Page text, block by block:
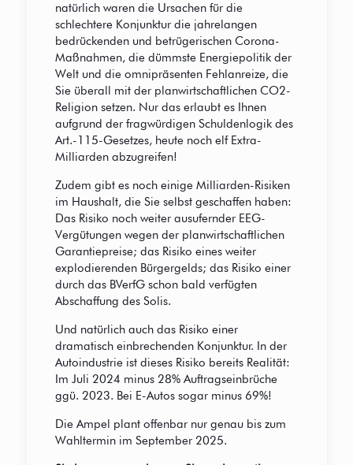
natürlich waren die Ursachen für die
schlechtere Konjunktur die jahrelangen
bedrückenden und betrügerischen Corona-
Maßnahmen, die dümmste Energiepolitik der
Welt und die omnipräsenten Fehlanreize, die
Sie überall mit der planwirtschaftlichen CO2-
Religion setzen. Nur das erlaubt es Ihnen
aufgrund der fragwürdigen Schuldenlogik des
Art.-115-Gesetzes, heute noch elf Extra-
Milliarden abzugreifen!
Zudem gibt es noch einige Milliarden-Risiken
im Haushalt, die Sie selbst geschaffen haben:
Das Risiko noch weiter ausufernder EEG-
Vergütungen wegen der planwirtschaftlichen
Garantiepreise; das Risiko eines weiter
explodierenden Bürgergelds; das Risiko einer
durch das BVerfG schon bald verfügten
Abschaffung des Solis.
Und natürlich auch das Risiko einer
dramatisch einbrechenden Konjunktur. In der
Autoindustrie ist dieses Risiko bereits Realität:
Im Juli 2024 minus 28% Auftragseinbrüche
ggü. 2023. Bei E-Autos sogar minus 69%!
Die Ampel plant offenbar nur genau bis zum
Wahltermin im September 2025.